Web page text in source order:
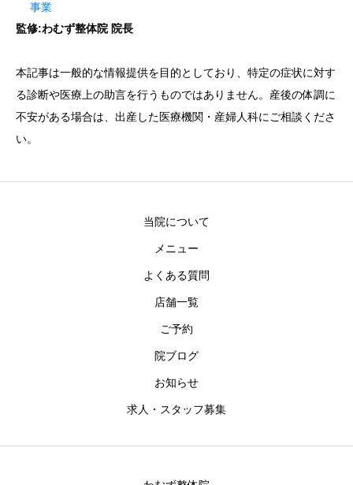
事業
監修:わむず整体院 院長
本記事は一般的な情報提供を目的としており、特定の症状に対す
る診断や医療上の助言を行うものではありません。産後の体調に
不安がある場合は、出産した医療機関・産婦人科にご相談くださ
い。
当院について
メニュー
よくある質問
店舗一覧
ご予約
院ブログ
お知らせ
求人・スタッフ募集